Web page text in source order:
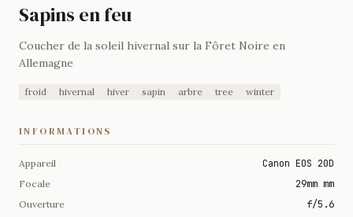
Sapins en feu
Coucher de la soleil hivernal sur la Fôret Noire en
Allemagne
froid hivernal hiver sapin arbre tree winter
INFORMATIONS
Appareil Canon EOS 20D
Focale 29mm mm
Ouverture f/5.6